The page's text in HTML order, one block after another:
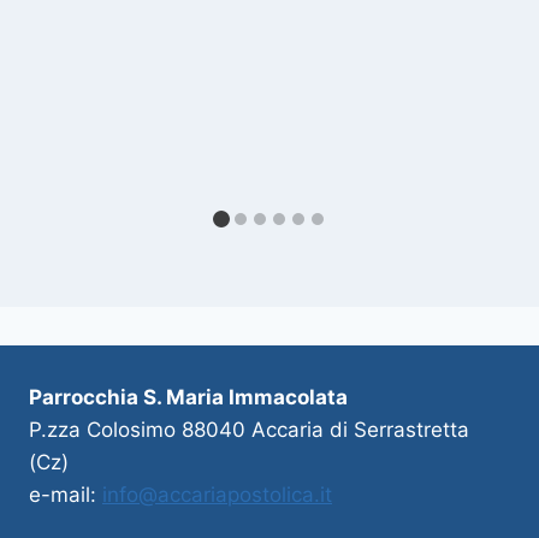
Parrocchia S. Maria Immacolata
P.zza Colosimo 88040 Accaria di Serrastretta
(Cz)
e-mail: info@accariapostolica.it